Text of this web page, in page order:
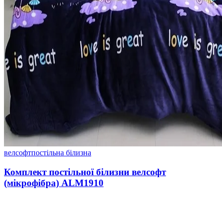
велсофтпостільна білизна
Комплект постільної білизни велсофт
(мікрофібра) ALM1910